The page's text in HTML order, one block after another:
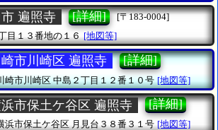
遍照寺 [詳細]
[〒183-0004]
目１３番地の１６ [地図等]
市川崎区 遍照寺 [詳細]
崎市川崎区中島２丁目１２番１０号 [地図等]
市保土ケ谷区 遍照寺 [詳細]
浜市保土ケ谷区月見台３８番３１号 [地図等]